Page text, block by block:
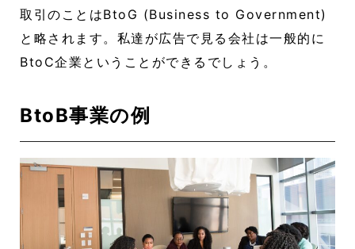
取引のことはBtoG (Business to Government)
と略されます。私達が広告で見る会社は一般的に
BtoC企業ということができるでしょう。
BtoB事業の例